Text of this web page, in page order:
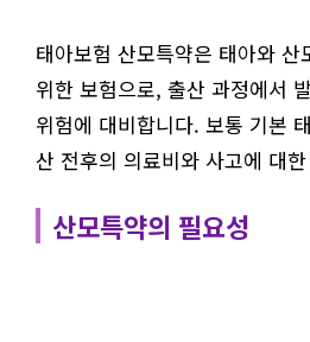
태아보험 산모특약은 태아와 산
위한 보험으로, 출산 과정에서
위험에 대비합니다. 보통 기본
산 전후의 의료비와 사고에 대
산모특약의 필요성